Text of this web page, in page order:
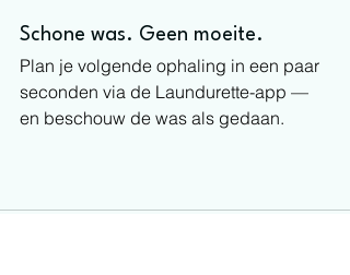
Schone was. Geen moeite.
Plan je volgende ophaling in een paar
seconden via de Laundurette-app —
en beschouw de was als gedaan.